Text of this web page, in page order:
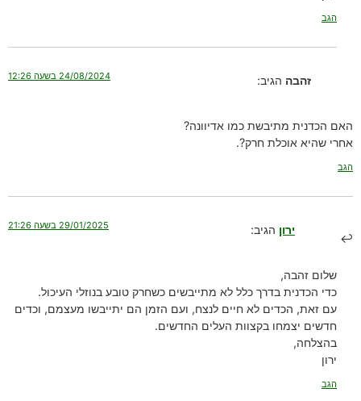
הגב
זהבה הגיב: 24/08/2024 בשעה 12:26
האם הכדנית מתיבשת כמו אדיוונה?
אחרי שהיא אוכלת חרק?.
הגב
ירון הגיב: 29/01/2025 בשעה 21:26
שלום זהבה,
כדי הכדנית בדרך כלל לא מתייבשים כשחרק טובע בנוזלי העיכול.
עם זאת, הכדים לא חיים לנצח, ועם הזמן הם יתייבשו מעצמם, וכדים
חדשים יצמחו בקצוות העלים החדשים.
בהצלחה,
ירון
הגב